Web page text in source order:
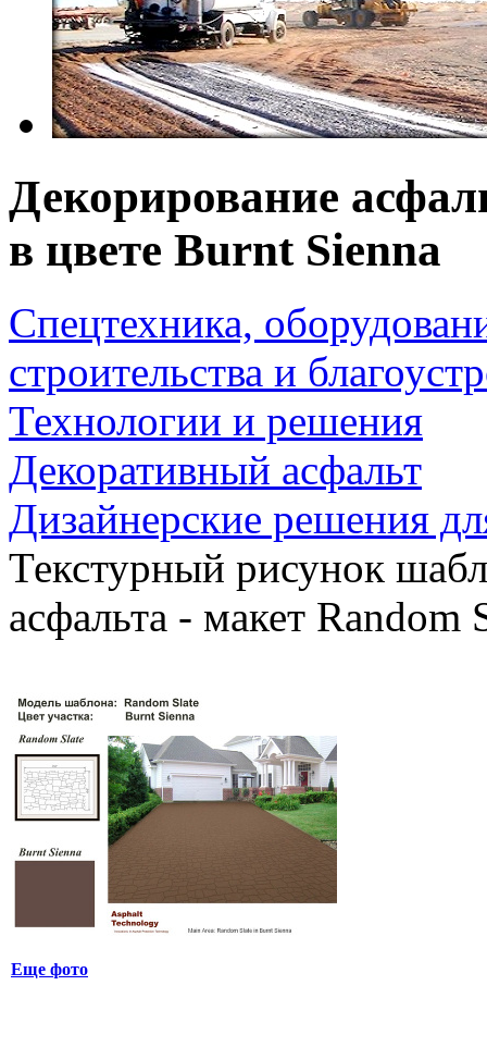
Декорирование
в цвете Burnt Sienna
Спецтехника,
строительства и
Технологии и решения
Декоративный асфальт
Дизайнерские решения
Текстурный рисунок
асфальта - макет Random
Еще фото